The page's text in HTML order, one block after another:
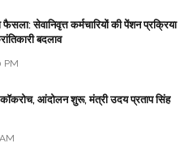
सेवानिवृत्त कर्मचारियों की पेंशन प्रक्रिया
बदलाव
PM
आंदोलन शुरू, मंत्री उदय प्रताप सिंह